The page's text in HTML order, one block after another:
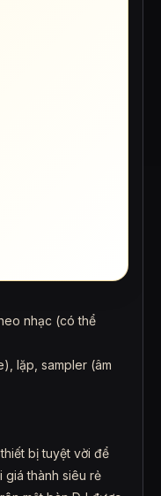
nhạc (có thể
lặp, sampler (âm
bị tuyệt vời để
giá thành siêu rẻ